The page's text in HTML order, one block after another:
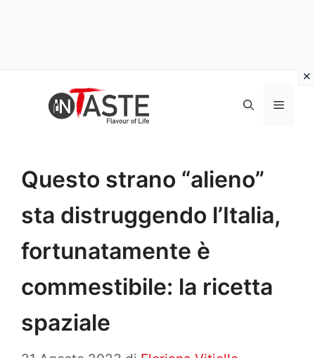
Menu
Questo strano “alieno”
sta distruggendo l’Italia,
fortunatamente è
commestibile: la ricetta
spaziale